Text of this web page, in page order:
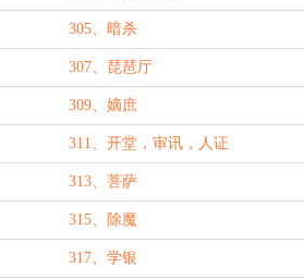
305、暗杀
307、琵琶厅
309、嫡庶
311、开堂，审讯，人证
313、菩萨
315、除魔
317、学银